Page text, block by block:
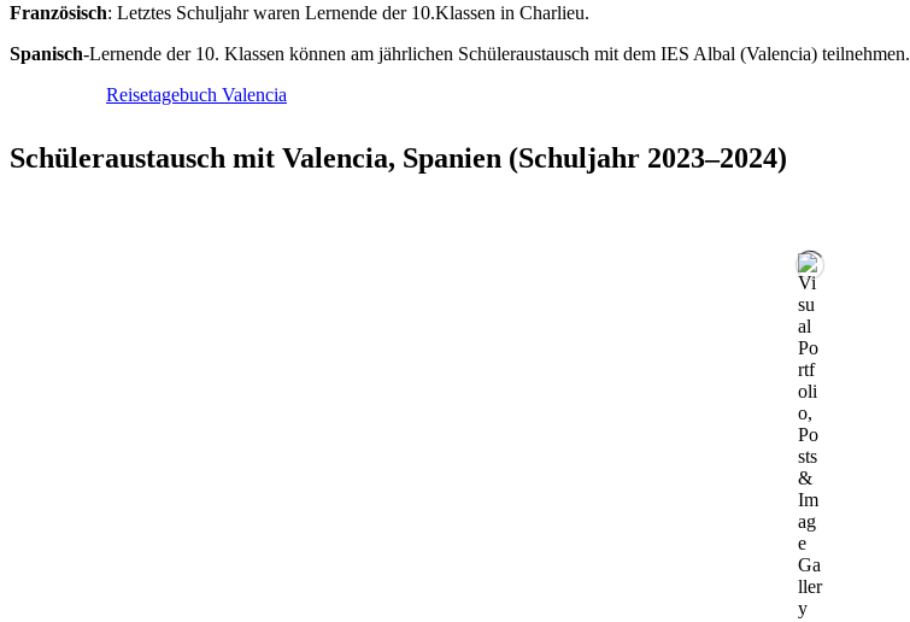
Fran­zö­sisch: Letz­tes Schul­jahr waren Ler­nen­de der 10.Klassen in Charlieu.
Spa­nisch-Ler­nen­de der 10. Klas­sen kön­nen am jähr­li­chen Schü­ler­aus­tausch mit dem IES Albal (Valen­cia) teilnehmen.
Rei­se­ta­ge­buch Valencia
Schüleraustausch mit Valencia, Spanien (Schuljahr 2023–2024)